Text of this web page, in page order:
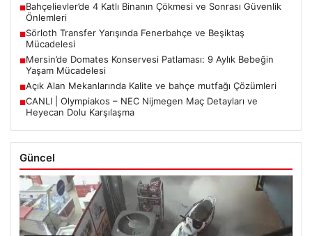
■Bahçelievler’de 4 Katlı Binanın Çökmesi ve Sonrası Güvenlik
Önlemleri
■Sörloth Transfer Yarışında Fenerbahçe ve Beşiktaş
Mücadelesi
■Mersin’de Domates Konservesi Patlaması: 9 Aylık Bebeğin
Yaşam Mücadelesi
■Açık Alan Mekanlarında Kalite ve bahçe mutfağı Çözümleri
■CANLI | Olympiakos – NEC Nijmegen Maç Detayları ve
Heyecan Dolu Karşılaşma
Güncel